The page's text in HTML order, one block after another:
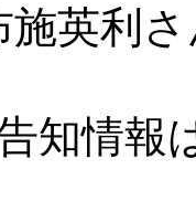
英利
知情報